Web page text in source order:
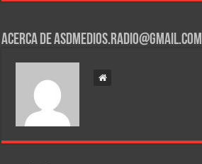
Acerca de asdmedios.radio@gmail.com